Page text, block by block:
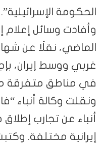
الحكومة الإسرائيلية”.
وأفادت وسائل إعلام
الماضي، نقلًا عن
غربي ووسط إيران،
في مناطق متفرقة من
ونقلت وكالة أنباء
أنباء عن تجارب
إيرانية مختلفة.